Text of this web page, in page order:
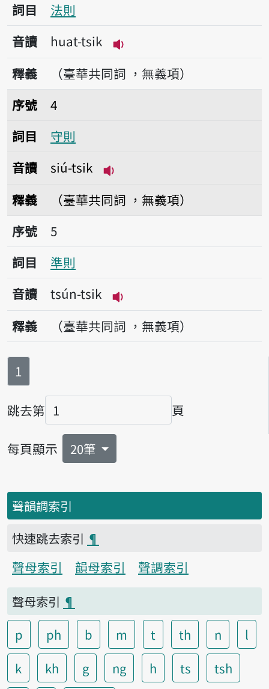
詞目
法則
音讀
huat-tsik
播放音讀huat-tsik
釋義
（臺華共同詞 ，無義項）
序號4守則
序號
4
詞目
守則
音讀
siú-tsik
釋義
（臺華共同詞 ，無義項）
序號5準則
序號
5
詞目
準則
音讀
tsún-tsik
播放音讀tsún-tsik
釋義 （臺華共同詞 ，無義項）
第
1
跳去第
頁碼
頁
每頁顯示 20筆
聲韻調索引
快速跳去索引 ¶
聲母索引
韻母索引
聲調索引
聲母索引 ¶
p
ph b m t th n
l
k
kh g ng h ts tsh